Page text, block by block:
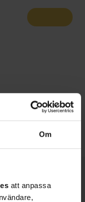
Om
att anpassa